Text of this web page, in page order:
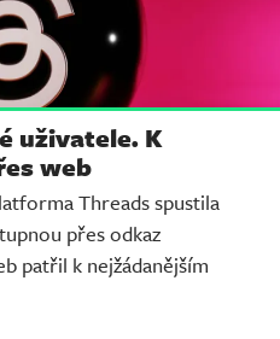
uživatele. K
web
Threads spustila
přes odkaz
patřil k nejžádanějším